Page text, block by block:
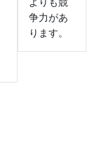
よりも競
争力があ
ります。